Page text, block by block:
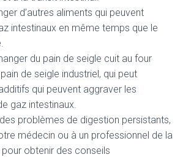
d’autres aliments qui peuvent
intestinaux en même temps que le
du pain de seigle cuit au four
de seigle industriel, qui peut
qui peuvent aggraver les
gaz intestinaux.
problèmes de digestion persistants,
médecin ou à un professionnel de la
obtenir des conseils